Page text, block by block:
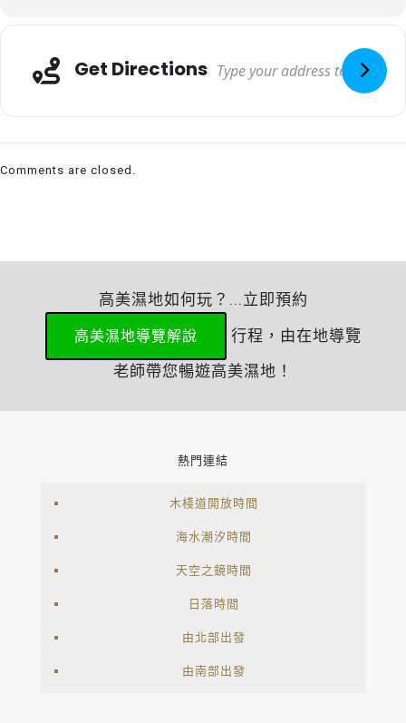
Get Directions
Comments are closed.
高美濕地如何玩？...立即預約
高美濕地導覽解說
行程，由在地導覽
老師帶您暢遊高美濕地！
熱門連結
木棧道開放時間
海水潮汐時間
天空之鏡時間
日落時間
由北部出發
由南部出發